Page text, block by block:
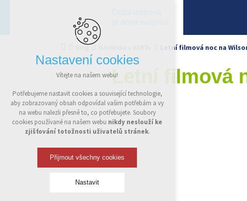
Blog Letní filmová noc na
Letní filmová
Nastavení cookies
Vítejte na našem webu!
Potřebujeme nastavit cookies a související technologie,
aby zobrazovaný obsah odpovídal vašim potřebám a vy
na webu nalezli přesně to, co potřebujete. Soubory
cookies používané na našem webu nikdy neslouží ke
zjišťování totožnosti uživatelů stránek.
Přijmout všechny cookies
Nastavit